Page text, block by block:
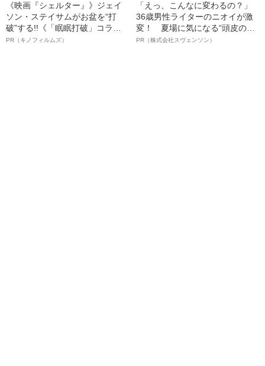
《映画『シェルター』》ジェイ
ソン・ステイサムがお盆を“打
破”する!!《「眠眠打破」コラ
ボ》
PR（キノフィルムズ）
「えっ、こんなに変わるの？」
36歳男性ライターのニオイが激
変！ 夏場に気になる“頭皮のニ
オイ”や“ベタつき”を解消す
PR（株式会社スヴェンソン）